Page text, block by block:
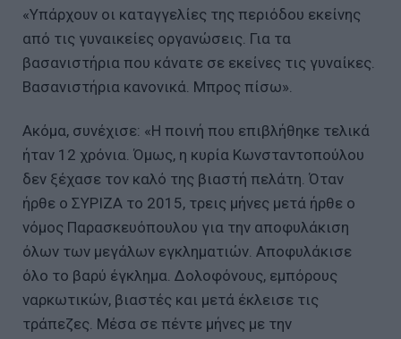
«Υπάρχουν οι καταγγελίες της περιόδου εκείνης
από τις γυναικείες οργανώσεις. Για τα
βασανιστήρια που κάνατε σε εκείνες τις γυναίκες.
Βασανιστήρια κανονικά. Μπρος πίσω».
Ακόμα, συνέχισε: «Η ποινή που επιβλήθηκε τελικά
ήταν 12 χρόνια. Όμως, η κυρία Κωνσταντοπούλου
δεν ξέχασε τον καλό της βιαστή πελάτη. Όταν
ήρθε ο ΣΥΡΙΖΑ το 2015, τρεις μήνες μετά ήρθε ο
νόμος Παρασκευόπουλου για την αποφυλάκιση
όλων των μεγάλων εγκληματιών. Αποφυλάκισε
όλο το βαρύ έγκλημα. Δολοφόνους, εμπόρους
ναρκωτικών, βιαστές και μετά έκλεισε τις
τράπεζες. Μέσα σε πέντε μήνες με την